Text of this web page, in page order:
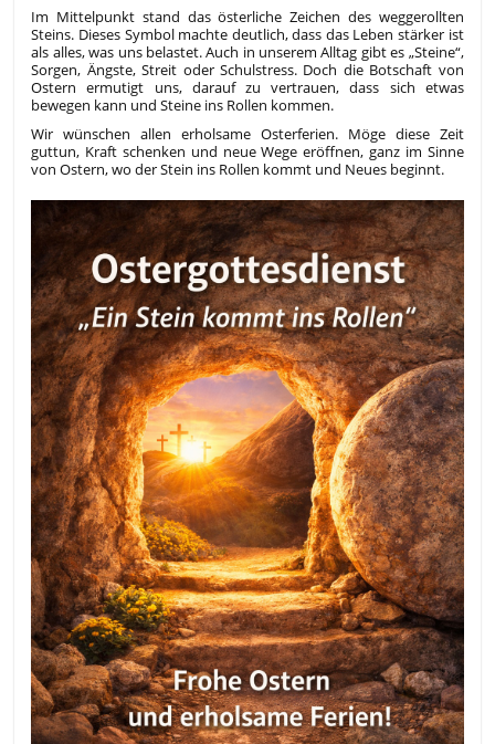
Im Mittelpunkt stand das österliche Zeichen des weggerollten
Steins. Dieses Symbol machte deutlich, dass das Leben stärker ist
als alles, was uns belastet. Auch in unserem Alltag gibt es „Steine“,
Sorgen, Ängste, Streit oder Schulstress. Doch die Botschaft von
Ostern ermutigt uns, darauf zu vertrauen, dass sich etwas
bewegen kann und Steine ins Rollen kommen.
Wir wünschen allen erholsame Osterferien. Möge diese Zeit
guttun, Kraft schenken und neue Wege eröffnen, ganz im Sinne
von Ostern, wo der Stein ins Rollen kommt und Neues beginnt.